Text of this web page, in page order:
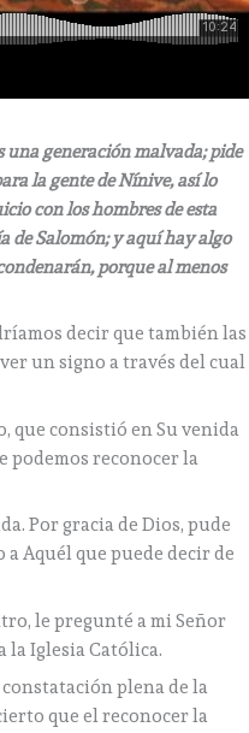
una generación malvada; pide
la gente de Nínive, así lo
con los hombres de esta
de Salomón; y aquí hay algo
porque al menos
decir que también las
un signo a través del cual
que consistió en Su venida
podemos reconocer la
Por gracia de Dios, pude
Aquél que puede decir de
le pregunté a mi Señor
la Iglesia Católica.
plena de la
que el reconocer la